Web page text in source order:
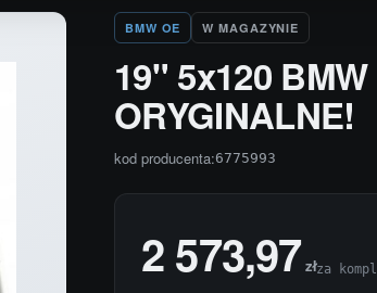
BMW OE W MAGAZYNIE
19" 5x120
ORYGINALNE!
kod producenta:6775993
2 573,97 złza